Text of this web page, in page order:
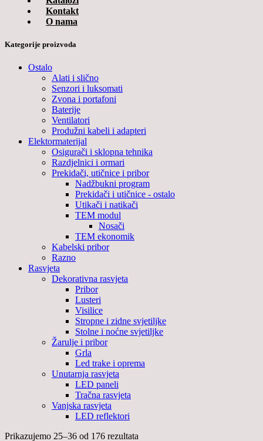
Kontakt
O nama
Kategorije proizvoda
Ostalo
Alati i slično
Senzori i luksomati
Zvona i portafoni
Baterije
Ventilatori
Produžni kabeli i adapteri
Elektormaterijal
Osigurači i sklopna tehnika
Razdjelnici i ormari
Prekidači, utičnice i pribor
Nadžbukni program
Prekidači i utičnice - ostalo
Utikači i natikači
TEM modul
Nosači
TEM ekonomik
Kabelski pribor
Razno
Rasvjeta
Dekorativna rasvjeta
Pribor
Lusteri
Visilice
Stropne i zidne svjetiljke
Stolne i noćne svjetiljke
Žarulje i pribor
Grla
Led trake i oprema
Unutarnja rasvjeta
LED paneli
Tračna rasvjeta
Vanjska rasvjeta
LED reflektori
Prikazujemo 25–36 od 176 rezultata